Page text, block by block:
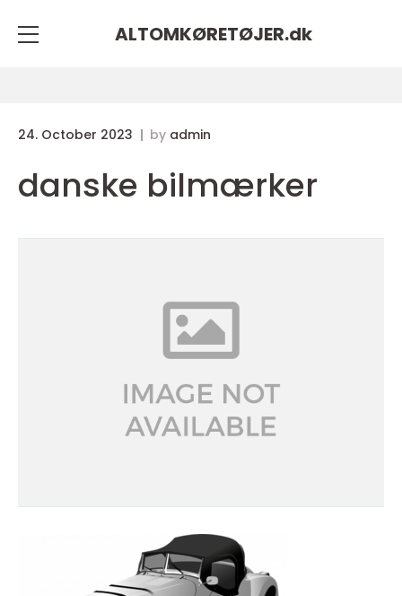
ALTOMKØRETØJER.dk
24. October 2023 by admin
danske bilmærker